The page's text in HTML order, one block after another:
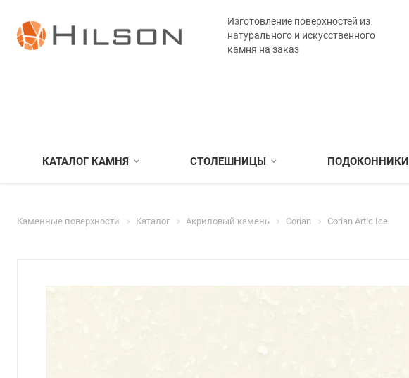
Изготовление поверхностей из
натурального и искусственного
камня на заказ
КАТАЛОГ КАМНЯ СТОЛЕШНИЦЫ ПОДОКОННИКИ
Каменные поверхности Каталог Акриловый камень Corian Corian Artic Ice